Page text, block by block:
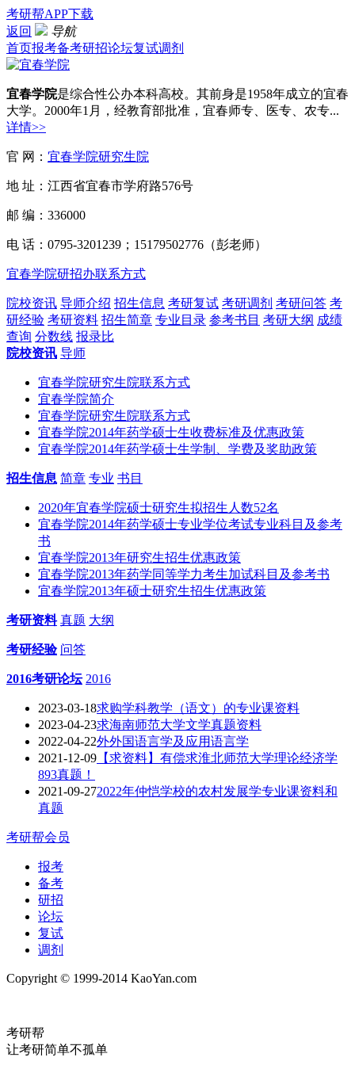
考研帮APP下载
返回
导航
首页报考备考研招论坛复试调剂
宜春学院是综合性公办本科高校。其前身是1958年成立的宜春
大学。2000年1月，经教育部批准，宜春师专、医专、农专...
详情>>
官 网： 宜春学院研究生院
地 址：江西省宜春市学府路576号
邮 编：336000
电 话：0795-3201239；15179502776（彭老师）
宜春学院研招办联系方式
院校资讯 导师介绍 招生信息 考研复试 考研调剂 考研问答 考
研经验 考研资料 招生简章 专业目录 参考书目 考研大纲 成绩
查询 分数线 报录比
院校资讯 导师
宜春学院研究生院联系方式
宜春学院简介
宜春学院研究生院联系方式
宜春学院2014年药学硕士生收费标准及优惠政策
宜春学院2014年药学硕士生学制、学费及奖助政策
招生信息 简章 专业 书目
2020年宜春学院硕士研究生拟招生人数52名
宜春学院2014年药学硕士专业学位考试专业科目及参考
书
宜春学院2013年研究生招生优惠政策
宜春学院2013年药学同等学力考生加试科目及参考书
宜春学院2013年硕士研究生招生优惠政策
考研资料 真题 大纲
考研经验 问答
2016考研论坛 2016
2023-03-18求购学科教学（语文）的专业课资料
2023-04-23求海南师范大学文学真题资料
2022-04-22外外国语言学及应用语言学
2021-12-09 【求资料】有偿求淮北师范大学理论经济学
893真题！
2021-09-272022年仲恺学校的农村发展学专业课资料和
真题
考研帮会员
报考
备考
研招
论坛
复试
调剂
Copyright © 1999-2014 KaoYan.com
考研帮
让考研简单不孤单